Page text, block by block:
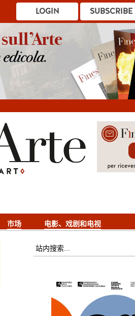
SUBSCRIBE
LOGIN
市场 电影、戏剧和电视